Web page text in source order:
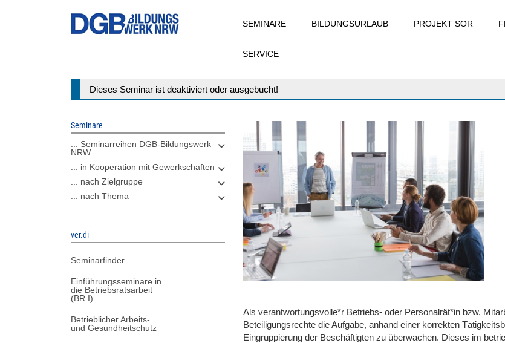
SEMINARE BILDUNGSURLAUB PROJEKT SOR
SERVICE
Statusmeldung
Dieses Seminar ist deaktiviert oder ausgebucht!
Seminare
... Seminarreihen DGB-Bildungswerk
NRW
... in Kooperation mit Gewerkschaften
... nach Zielgruppe
... nach Thema
ver.di
Seminarfinder
Einführungsseminare in
die Betriebsratsarbeit
(BR I)
Betrieblicher Arbeits-
und Gesundheitschutz
Als verantwortungsvolle*r Betriebs- oder Personalrät*in bzw.
Beteiligungsrechte die Aufgabe, anhand einer korrekten
Eingruppierung der Beschäftigten zu überwachen. Dieses im